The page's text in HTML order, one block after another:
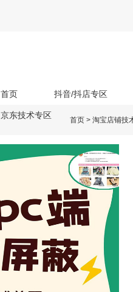
首页 抖音/抖店专区
京东技术专区 首页 > 淘宝店铺技